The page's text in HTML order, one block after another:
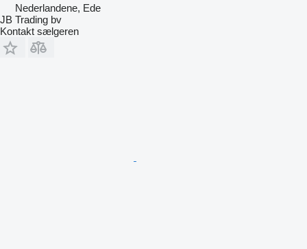
Nederlandene, Ede
JB Trading bv
Kontakt sælgeren